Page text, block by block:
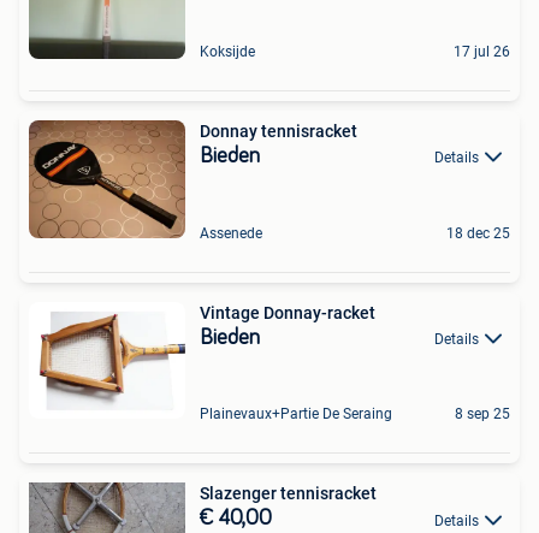
Koksijde 17 jul 26
Donnay tennisracket
Bieden Details
Assenede 18 dec 25
Vintage Donnay-racket
Bieden Details
Plainevaux+Partie De Seraing 8 sep 25
Slazenger tennisracket
€ 40,00 Details